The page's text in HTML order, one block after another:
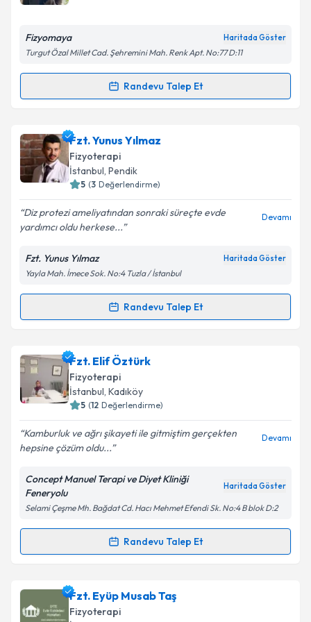
Kişisel verilerimin işlenmesine ilişkin
Metni'ni okudum ve kişisel verilerimin belirtilen
Takvim Talebini Gönder
Fizyomaya Haritada Göster
Turgut Özal Millet Cad. Şehremini Mah. Renk Apt. No:77 D:11
Randevu Talep Et
Randevu Takvimi Talebi
Fzt. Hatice Kübra Kavak
oluşturun. Size bu uzmandan randevu almanız için bir
takvim hazırlandığında e-posta ile bilgilendireceğiz.
Kişisel verilerimin işlenmesine ilişkin
Aydınlatma
Metni'ni okudum ve kişisel verilerimin belirtilen
kapsamda işlenmesini kabul ediyorum.
Fzt. Yunus Yılmaz
Fizyoterapi
İstanbul, Pendik
5 (3 Değerlendirme)
Diz protezi ameliyatından sonraki süreçte evde
yardımcı oldu herkese...
Devamı
Fzt. Yunus Yılmaz Haritada Göster
Yayla Mah. İmece Sok. No:4 Tuzla / İstanbul
Randevu Talep Et
Randevu Takvimi Talebi
Fzt. Yunus Yılmaziçin randevu takvimi talebi
oluşturun. Size bu uzmandan randevu almanız için bir
takvim hazırlandığında e-posta ile bilgilendireceğiz.
Kişisel verilerimin işlenmesine ilişkin
Aydınlatma
Metni
kapsamda işlenmesini kabul ediyorum.
Takvim Talebini Gönder
Fzt. Elif Öztürk
Fizyoterapi
İstanbul, Kadıköy
5 (12 Değerlendirme)
Kamburluk ve ağrı şikayeti ile gitmiştim gerçekten
hepsine çözüm oldu...
Devamı
Concept Manuel Terapi ve Diyet Kliniği
Feneryolu
Haritada Göster
Selami Çeşme Mh. Bağdat Cd. Hacı Mehmet Efendi Sk. No:4 B blok D:2
Randevu Talep Et
Randevu Takvimi Talebi
Fzt. Elif Öztürk için randevu takvimi talebi oluşturun.
Size bu uzmandan randevu almanız için bir takvim
Fzt. Eyüp Musab Taş
Fizyoterapi